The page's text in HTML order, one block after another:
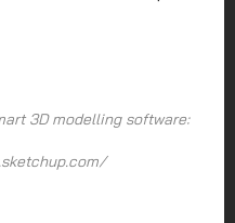
3D modelling software: